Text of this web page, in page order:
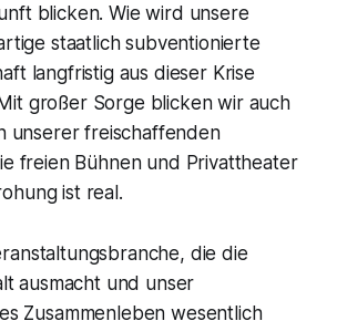
blicken. Wie wird unsere
staatlich subventionierte
langfristig aus dieser Krise
großer Sorge blicken wir auch
unserer freischaffenden
freien Bühnen und Privattheater
ist real.
die die
ausmacht und unser
Zusammenleben wesentlich